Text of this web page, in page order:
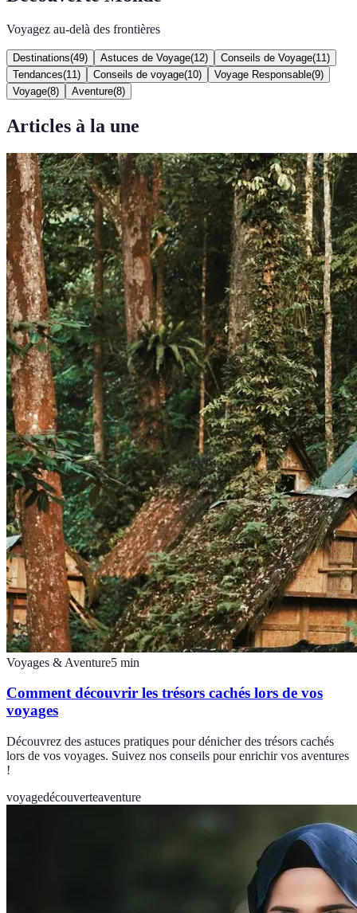
Voyagez au-delà des frontières
Destinations(49) Astuces de Voyage(12) Conseils de Voyage(11 )
Tendances(11 ) Conseils de voyage(10) Voyage Responsable(9)
Voyage(8) Aventure(8)
Articles à la une
Voyages & Aventure5 min
Comment découvrir les trésors cachés lors de vos
voyages
Découvrez des astuces pratiques pour dénicher des trésors cachés
lors de vos voyages. Suivez nos conseils pour enrichir vos aventures
!
voyagedécouverteaventure